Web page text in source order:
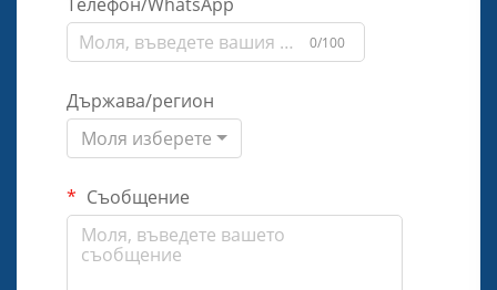
0/100
Държава/регион
Моля изберете
Съобщение